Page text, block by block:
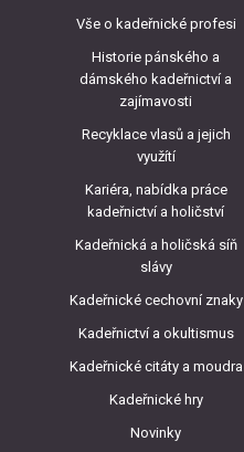
Vše o kadeřnické profesi
Historie pánského a
dámského kadeřnictví a
zajímavosti
Recyklace vlasů a jejich
využítí
Kariéra, nabídka práce
kadeřnictví a holičství
Kadeřnická a holičská síň
slávy
Kadeřnické cechovní znaky
Kadeřnictví a okultismus
Kadeřnické citáty a moudra
Kadeřnické hry
Novinky